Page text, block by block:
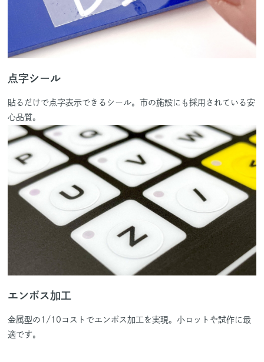
点字シール
貼るだけで点字表示できるシール。市の施設にも採用されている安
心品質。
エンボス加工
金属型の1/10コストでエンボス加工を実現。小ロットや試作に最
適です。